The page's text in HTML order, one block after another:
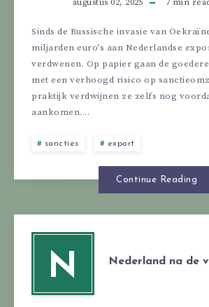
augustus 02, 2025 7 min
Sinds de Russische invasie van
miljarden euro's aan Nederlandse
verdwenen. Op papier gaan de
met een verhoogd risico op
praktijk verdwijnen ze zelfs nog
aankomen....
sancties export
Continue Reading
N Nederland na de